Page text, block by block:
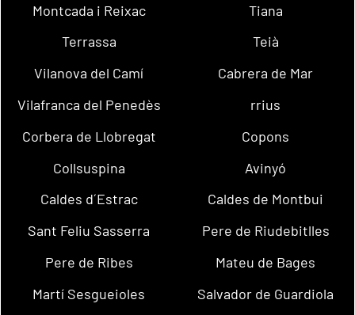
Montcada i Reixac
Tiana
Terrassa
Teià
Vilanova del Camí
Cabrera de Mar
Vilafranca del Penedès
rrius
Corbera de Llobregat
Copons
Collsuspina
Avinyó
Caldes d´Estrac
Caldes de Montbui
Sant Feliu Sasserra
Pere de Riudebitlles
Pere de Ribes
Mateu de Bages
Martí Sesgueioles
Salvador de Guardiola